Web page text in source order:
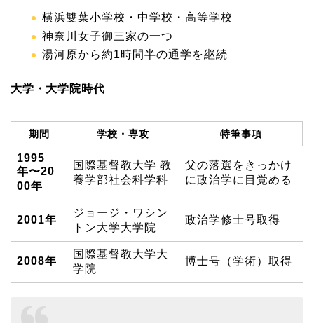
横浜雙葉小学校・中学校・高等学校
神奈川女子御三家の一つ
湯河原から約1時間半の通学を継続
大学・大学院時代
期間 学校・専攻 特筆事項
1995
年〜20
00年
国際基督教大学 教
養学部社会科学科
父の落選をきっかけ
に政治学に目覚める
2001年
ジョージ・ワシン
トン大学大学院
政治学修士号取得
2008年
国際基督教大学大
学院
博士号（学術）取得